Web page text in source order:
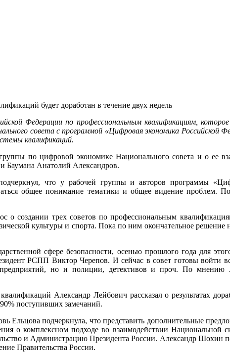
будет доработан в течение двух недель
Федерации по профессиональным квалификациям,
совета с программой «Цифровая экономика Российской
квалификаций.
по цифровой экономике Национального совета и о ее
Баумана Анатолий Александров.
что у рабочей группы и авторов программы
общее понимание тематики и общее видение проблем.
о создании трех советов по профессиональным
культуры и спорта. Пока по ним окончательное решение
сфере безопасности, осенью прошлого года для
РСПП Виктор Черепов. И сейчас в совет готовы войти
предприятий, но и полиции, детективов и проч. По
Александр Лейбович рассказал о результатах
поступивших замечаний.
Ельцова подчеркнула, что представить дополнительные
о комплексном подходе во взаимодействии Национальной
и Администрацию Президента России. Александр Шохин
Правительства России.